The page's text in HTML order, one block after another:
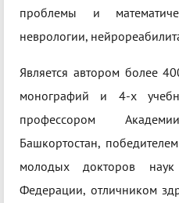
проблемы и
неврологии,
Является автором более
монографий и 4-х
профессором
Башкортостан,
молодых докторов наук
Федерации, отличником